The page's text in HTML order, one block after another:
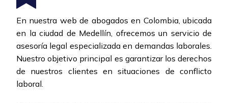
En nuestra web de abogados en Colombia, ubicada
en la ciudad de Medellín, ofrecemos un servicio de
asesoría legal especializada en demandas laborales.
Nuestro objetivo principal es garantizar los derechos
de nuestros clientes en situaciones de conflicto
laboral.